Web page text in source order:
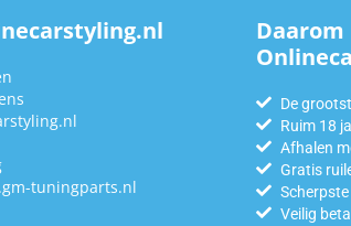
tuningparts.nl
Daarom
De
Ruim 18
Afhalen
Gratis
Veilig